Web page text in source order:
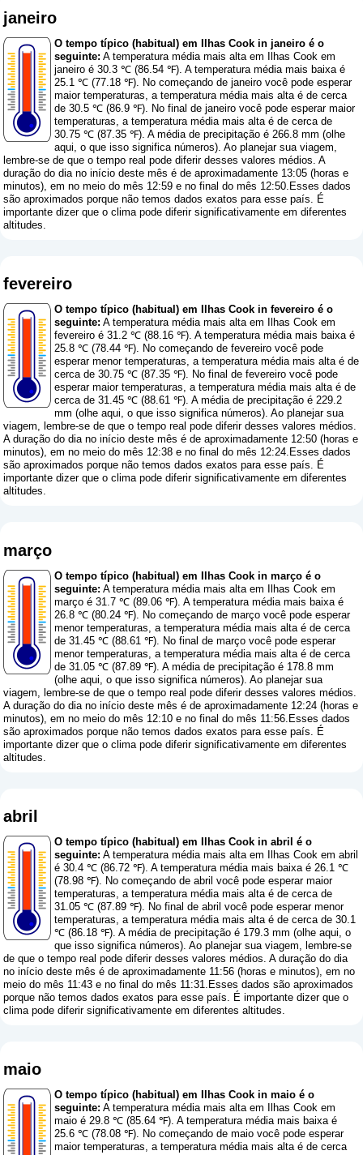
janeiro
O tempo típico (habitual) em Ilhas Cook in janeiro é o
seguinte: A temperatura média mais alta em Ilhas Cook em
janeiro é 30.3 ℃ (86.54 ℉). A temperatura média mais baixa é
25.1 ℃ (77.18 ℉). No começando de janeiro você pode esperar
maior temperaturas, a temperatura média mais alta é de cerca
de 30.5 ℃ (86.9 ℉). No final de janeiro você pode esperar maior
temperaturas, a temperatura média mais alta é de cerca de
30.75 ℃ (87.35 ℉). A média de precipitação é 266.8 mm (olhe
aqui, o que isso significa números). Ao planejar sua viagem,
lembre-se de que o tempo real pode diferir desses valores médios. A
duração do dia no início deste mês é de aproximadamente 13:05 (horas e
minutos), em no meio do mês 12:59 e no final do mês 12:50.Esses dados
são aproximados porque não temos dados exatos para esse país. É
importante dizer que o clima pode diferir significativamente em diferentes
altitudes.
fevereiro
O tempo típico (habitual) em Ilhas Cook in fevereiro é o
seguinte: A temperatura média mais alta em Ilhas Cook em
fevereiro é 31.2 ℃ (88.16 ℉). A temperatura média mais baixa é
25.8 ℃ (78.44 ℉). No começando de fevereiro você pode
esperar menor temperaturas, a temperatura média mais alta é de
cerca de 30.75 ℃ (87.35 ℉). No final de fevereiro você pode
esperar maior temperaturas, a temperatura média mais alta é de
cerca de 31.45 ℃ (88.61 ℉). A média de precipitação é 229.2
mm (olhe aqui, o que isso significa números). Ao planejar sua
viagem, lembre-se de que o tempo real pode diferir desses valores médios.
A duração do dia no início deste mês é de aproximadamente 12:50 (horas e
minutos), em no meio do mês 12:38 e no final do mês 12:24.Esses dados
são aproximados porque não temos dados exatos para esse país. É
importante dizer que o clima pode diferir significativamente em diferentes
altitudes.
março
O tempo típico (habitual) em Ilhas Cook in março é o
seguinte: A temperatura média mais alta em Ilhas Cook em
março é 31.7 ℃ (89.06 ℉). A temperatura média mais baixa é
26.8 ℃ (80.24 ℉). No começando de março você pode esperar
menor temperaturas, a temperatura média mais alta é de cerca
de 31.45 ℃ (88.61 ℉). No final de março você pode esperar
menor temperaturas, a temperatura média mais alta é de cerca
de 31.05 ℃ (87.89 ℉). A média de precipitação é 178.8 mm
(olhe aqui, o que isso significa números). Ao planejar sua
viagem, lembre-se de que o tempo real pode diferir desses valores médios.
A duração do dia no início deste mês é de aproximadamente 12:24 (horas e
minutos), em no meio do mês 12:10 e no final do mês 11:56.Esses dados
são aproximados porque não temos dados exatos para esse país. É
importante dizer que o clima pode diferir significativamente em diferentes
altitudes.
abril
O tempo típico (habitual) em Ilhas Cook in abril é o
seguinte: A temperatura média mais alta em Ilhas Cook em abril
é 30.4 ℃ (86.72 ℉). A temperatura média mais baixa é 26.1 ℃
(78.98 ℉). No começando de abril você pode esperar maior
temperaturas, a temperatura média mais alta é de cerca de
31.05 ℃ (87.89 ℉). No final de abril você pode esperar menor
temperaturas, a temperatura média mais alta é de cerca de 30.1
℃ (86.18 ℉). A média de precipitação é 179.3 mm (olhe aqui, o
que isso significa números). Ao planejar sua viagem, lembre-se
de que o tempo real pode diferir desses valores médios. A duração do dia
no início deste mês é de aproximadamente 11:56 (horas e minutos), em no
meio do mês 11:43 e no final do mês 11:31.Esses dados são aproximados
porque não temos dados exatos para esse país. É importante dizer que o
clima pode diferir significativamente em diferentes altitudes.
maio
O tempo típico (habitual) em Ilhas Cook in maio é o
seguinte: A temperatura média mais alta em Ilhas Cook em
maio é 29.8 ℃ (85.64 ℉). A temperatura média mais baixa é
25.6 ℃ (78.08 ℉). No começando de maio você pode esperar
maior temperaturas, a temperatura média mais alta é de cerca